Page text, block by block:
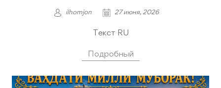
ilhomjon 27 июня, 2026
Текст RU
Подробный